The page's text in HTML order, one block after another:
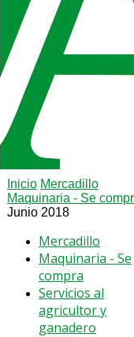
Inicio Mercadillo
Maquinaria - Se
Junio 2018
Mercadillo
Maquinaria - Se
compra
Servicios al
agricultor y
ganadero